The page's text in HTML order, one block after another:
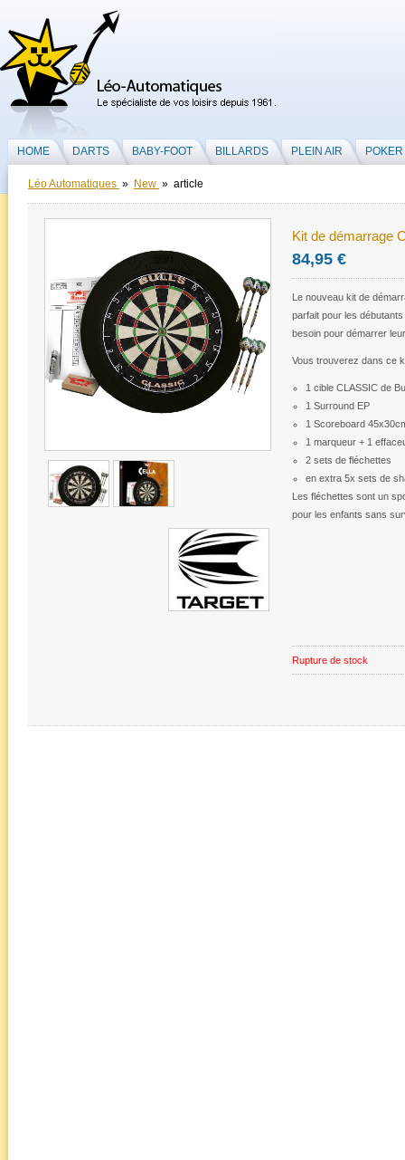
HOME DARTS BABY-FOOT BILLARDS PLEIN AIR POKER
Léo Automatiques » New » article
Kit de démarrage
84,95 €
Le nouveau kit de
parfait pour les
besoin pour démarrer
Vous trouverez dans ce
1 cible CLASSIC de
1 Surround EP
1 Scoreboard
1 marqueur + 1
2 sets de fléchettes
en extra 5x sets de
Les fléchettes sont un
pour les enfants sans
Rupture de stock